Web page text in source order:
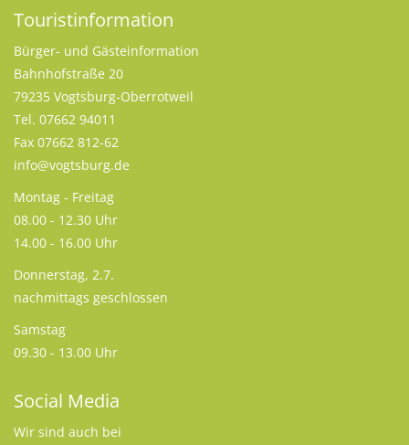
Touristinformation
Bürger- und Gästeinformation
Bahnhofstraße 20
79235 Vogtsburg-Oberrotweil
Tel. 07662 94011
Fax 07662 812-62
info@vogtsburg.de
Montag - Freitag
08.00 - 12.30 Uhr
14.00 - 16.00 Uhr
Donnerstag, 2.7.
nachmittags geschlossen
Samstag
09.30 - 13.00 Uhr
Social Media
Wir sind auch bei